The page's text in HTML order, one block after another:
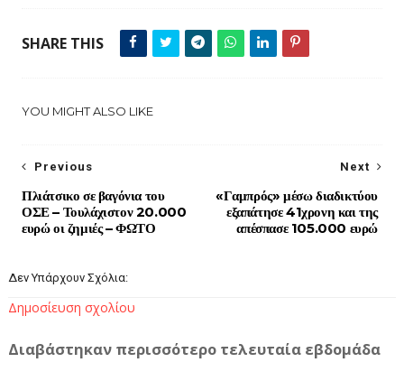
SHARE THIS
YOU MIGHT ALSO LIKE
Next
«Γαμπρός» μέσω διαδικτύου
εξαπάτησε 41χρονη και της
απέσπασε 105.000 ευρώ
Previous
Πλιάτσικο σε βαγόνια του
ΟΣΕ – Τουλάχιστον 20.000
ευρώ οι ζημιές – ΦΩΤΟ
Δεν Υπάρχουν Σχόλια:
Δημοσίευση σχολίου
Διαβάστηκαν περισσότερο τελευταία εβδομάδα